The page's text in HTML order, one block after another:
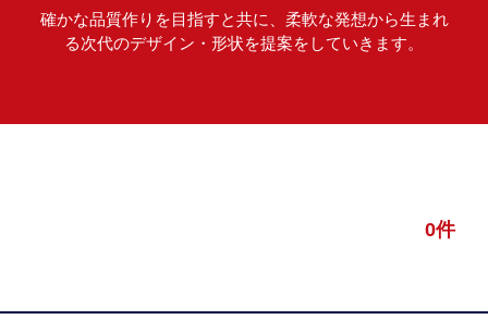
確かな品質作りを目指すと共に、柔軟な発想から生まれ
る次代のデザイン・形状を提案をしていきます。
0件